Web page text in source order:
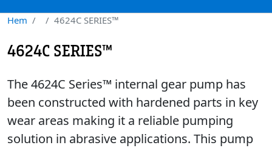
Hem 4624C SERIES™
4624C SERIES™
The 4624C Series™ internal gear pump has
been constructed with hardened parts in key
wear areas making it a reliable pumping
solution in abrasive applications. This pump